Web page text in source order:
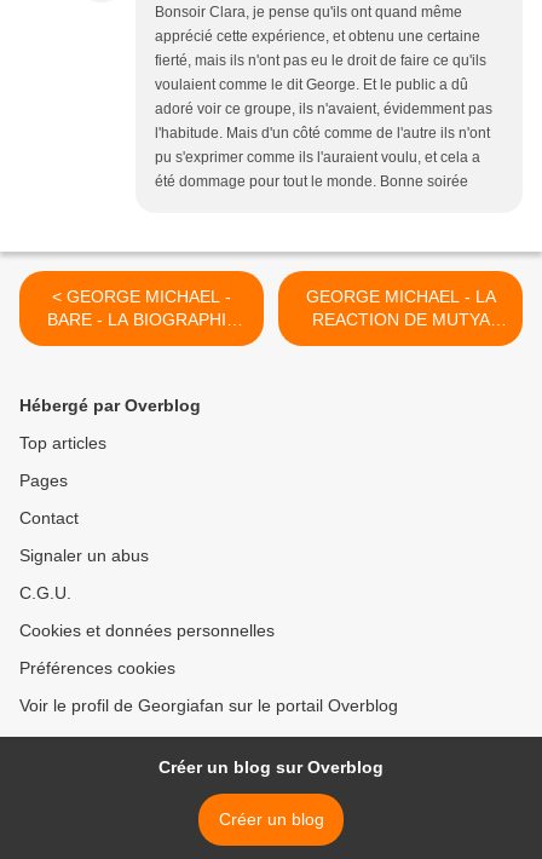
Bonsoir Clara, je pense qu'ils ont quand même
apprécié cette expérience, et obtenu une certaine
fierté, mais ils n'ont pas eu le droit de faire ce qu'ils
voulaient comme le dit George. Et le public a dû
adoré voir ce groupe, ils n'avaient, évidemment pas
l'habitude. Mais d'un côté comme de l'autre ils n'ont
pu s'exprimer comme ils l'auraient voulu, et cela a
été dommage pour tout le monde. Bonne soirée
< GEORGE MICHAEL -
BARE - LA BIOGRAPHIE
DE GEORGE MICHAEL -
GEORGE MICHAEL - LA
REACTION DE MUTYA
BUENA A LA DEMANDE DE
Hébergé par Overblog
Top articles
Pages
Contact
Signaler un abus
C.G.U.
Cookies et données personnelles
Préférences cookies
Voir le profil de Georgiafan sur le portail Overblog
Créer un blog sur Overblog
Créer un blog